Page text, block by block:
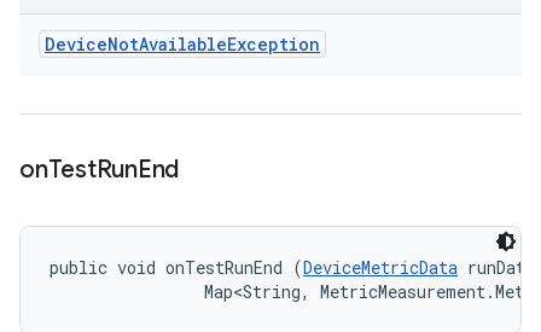
DeviceNotAvailableException
onTestRunEnd
public void onTestRunEnd (DeviceMetricData
Map<String,